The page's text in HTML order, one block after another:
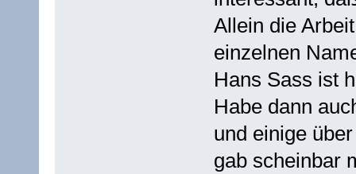
Allein die
einzelnen
Hans Sass ist
Habe dann
und einige
gab scheinbar